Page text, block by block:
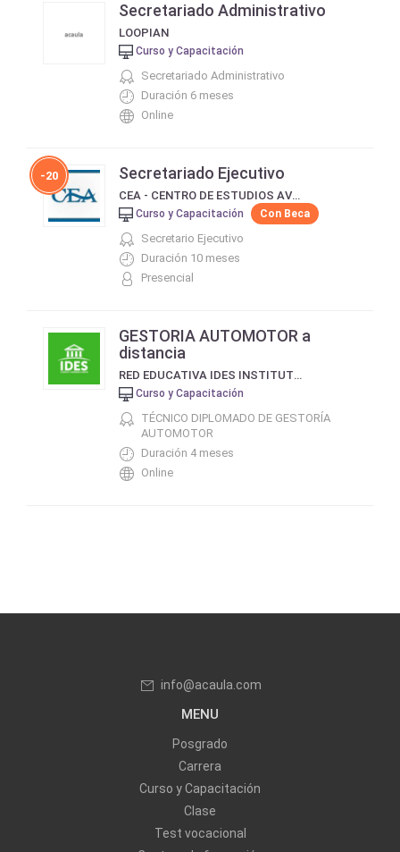
Secretariado Administrativo
LOOPIAN
Curso y Capacitación
Secretariado Administrativo
Duración 6 meses
Online
-20 Secretariado Ejecutivo
CEA - CENTRO DE ESTUDIOS AVANZADOS
Curso y Capacitación Con Beca
Secretario Ejecutivo
Duración 10 meses
Presencial
GESTORIA AUTOMOTOR a
distancia
RED EDUCATIVA IDES INSTITUTO DE ESTUDIOS SOCIALES DE BUENOS AIRES
Curso y Capacitación
TÉCNICO DIPLOMADO DE GESTORÍA
AUTOMOTOR
Duración 4 meses
Online
info@acaula.com
MENU
Posgrado
Carrera
Curso y Capacitación
Clase
Test vocacional